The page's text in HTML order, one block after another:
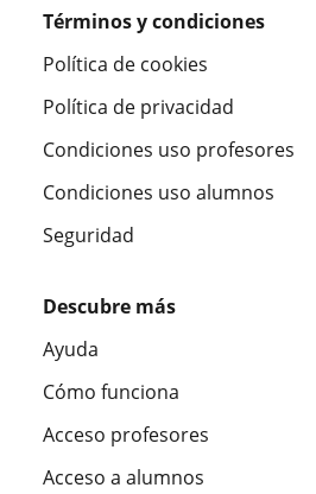
Términos y condiciones
Política de cookies
Política de privacidad
Condiciones uso profesores
Condiciones uso alumnos
Seguridad
Descubre más
Ayuda
Cómo funciona
Acceso profesores
Acceso a alumnos